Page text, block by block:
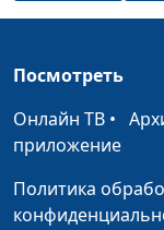
платить налоги
Должны ли
платить налоги
Должны ли
платить налоги
Посмотреть
Онлайн ТВ •
приложение
Политика